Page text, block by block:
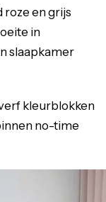
roze en grijs
in
slaapkamer
kleurblokken
no-time